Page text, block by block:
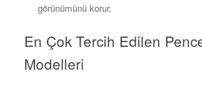
görünümünü korur.
En Çok Tercih Edilen
Modelleri